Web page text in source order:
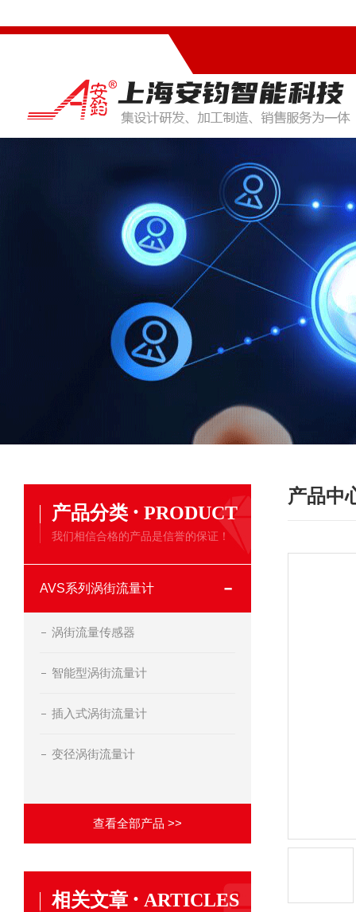
产品分类 · PRODUCT
我们相信合格的产品是信誉的保证！
AVS系列涡街流量计
涡街流量传感器
智能型涡街流量计
插入式涡街流量计
变径涡街流量计
查看全部产品 >>
相关文章 · ARTICLES
产品中